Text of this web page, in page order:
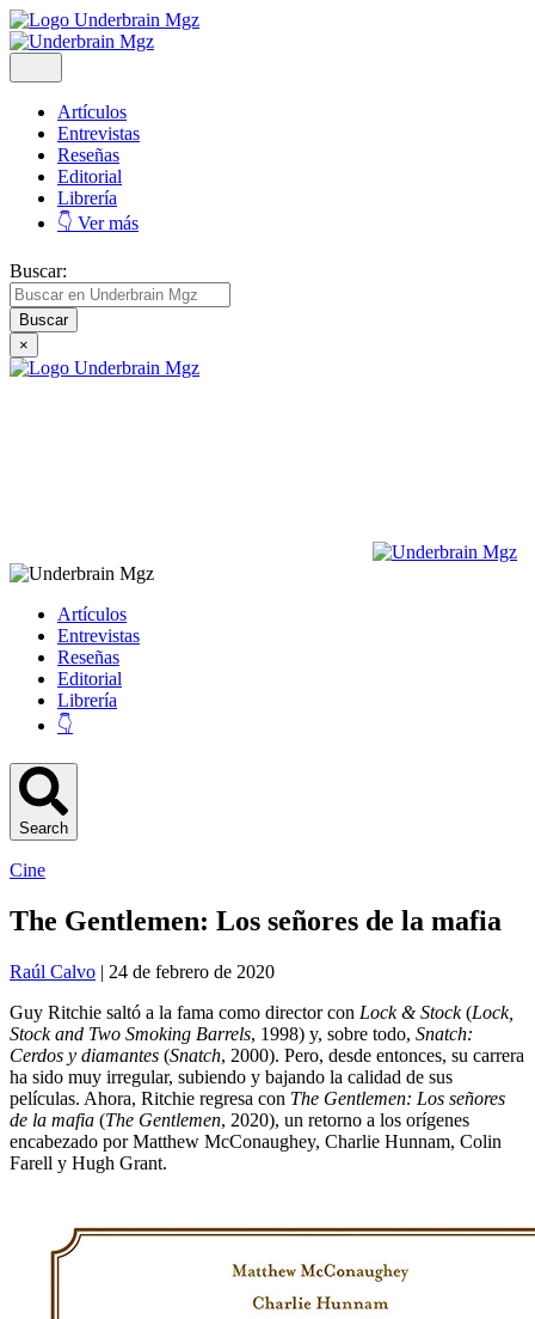
Artículos
Entrevistas
Reseñas
Editorial
Librería
👇 Ver más
Buscar:
×
Artículos
Entrevistas
Reseñas
Editorial
Librería
👇
Search
Cine
The Gentlemen: Los señores de la mafia
Raúl Calvo | 24 de febrero de 2020
Guy Ritchie saltó a la fama como director con Lock & Stock(Lock,
Stock and Two Smoking Barrels, 1998) y, sobre todo, Snatch:
Cerdos y diamantes (Snatch, 2000). Pero, desde entonces, su carrera
ha sido muy irregular, subiendo y bajando la calidad de sus
películas. Ahora, Ritchie regresa con The Gentlemen: Los señores
de la mafia (The Gentlemen, 2020), un retorno a los orígenes
encabezado por Matthew McConaughey, Charlie Hunnam, Colin
Farell y Hugh Grant.